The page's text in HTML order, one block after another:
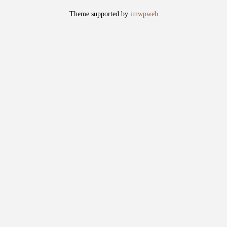
写它、演它，在这段传奇里彼此问候，相互取暖。
Theme supported by imwpweb